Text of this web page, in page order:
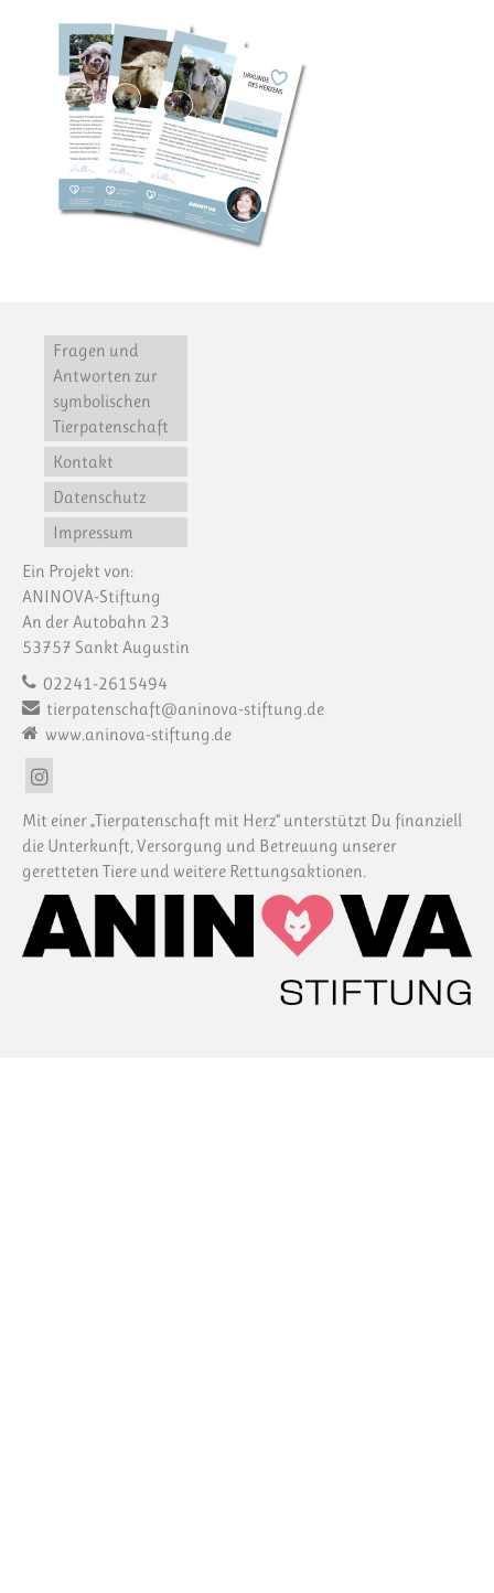
Fragen und
Antworten zur
symbolischen
Tierpatenschaft
Kontakt
Datenschutz
Impressum
Ein Projekt von:
ANINOVA-Stiftung
An der Autobahn 23
53757 Sankt Augustin
02241-2615494
tierpatenschaft@aninova-stiftung.de
www.aninova-stiftung.de
Mit einer „Tierpatenschaft mit Herz“ unterstützt Du finanziell
die Unterkunft, Versorgung und Betreuung unserer
geretteten Tiere und weitere Rettungsaktionen.